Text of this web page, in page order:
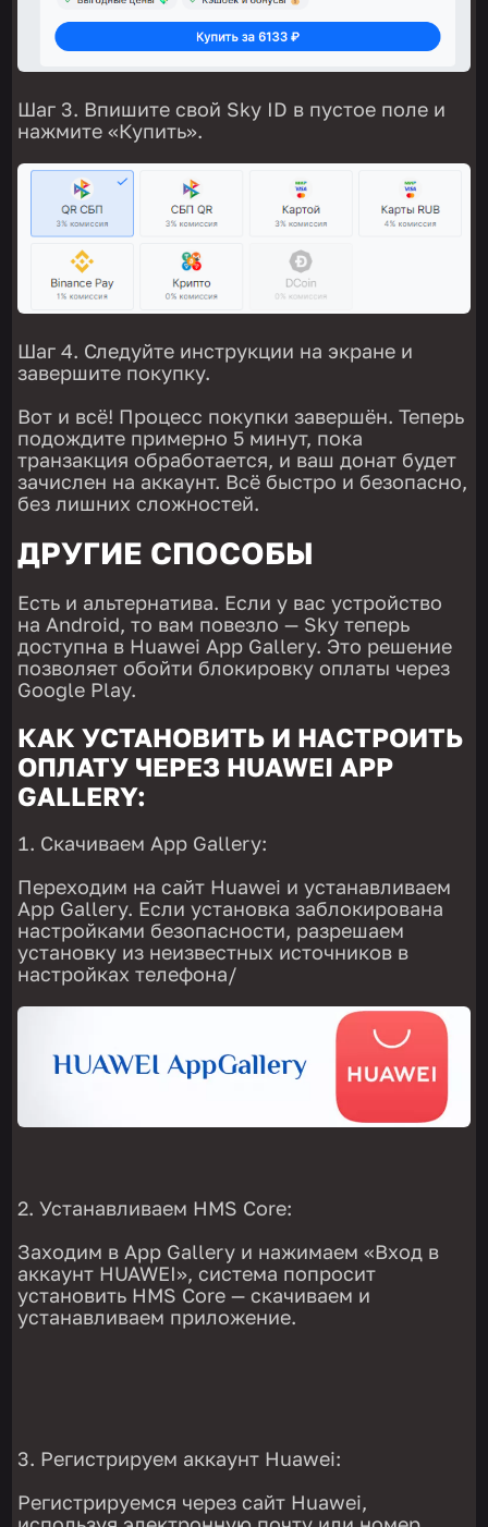
Шаг 3. Впишите свой Sky ID в пустое поле и
нажмите «Купить».
Шаг 4. Следуйте инструкции на экране и
завершите покупку.
Вот и всё! Процесс покупки завершён. Теперь
подождите примерно 5 минут, пока
транзакция обработается, и ваш донат будет
зачислен на аккаунт. Всё быстро и безопасно,
без лишних сложностей.
ДРУГИЕ СПОСОБЫ
Есть и альтернатива. Если у вас устройство
на Android, то вам повезло — Sky теперь
доступна в Huawei App Gallery. Это решение
позволяет обойти блокировку оплаты через
Google Play.
КАК УСТАНОВИТЬ И НАСТРОИТЬ
ОПЛАТУ ЧЕРЕЗ HUAWEI APP
GALLERY:
Скачиваем App Gallery:
Переходим на сайт Huawei и устанавливаем
App Gallery. Если установка заблокирована
настройками безопасности, разрешаем
установку из неизвестных источников в
настройках телефона/
Устанавливаем HMS Core:
Заходим в App Gallery и нажимаем «Вход в
аккаунт HUAWEI», система попросит
установить HMS Core — скачиваем и
устанавливаем приложение.
Регистрируем аккаунт Huawei:
Регистрируемся через сайт Huawei,